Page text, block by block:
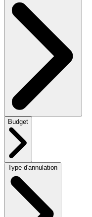
Budget
Type d'annulation